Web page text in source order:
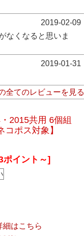
2019-02-09
なくなると思いま
2019-01-31
全てのレビューを見る
2015共用 6個組
ポス対象】
ポイント～]
細はこちら